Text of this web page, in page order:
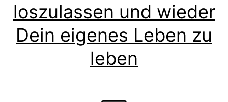
loszulassen und wieder
Dein eigenes Leben zu
leben